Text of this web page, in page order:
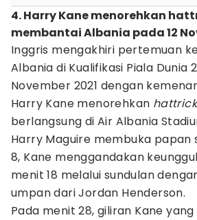
4. Harry Kane menorehkan
membantai Albania pada 12
Inggris mengakhiri pertemuan
Albania di Kualifikasi Piala Dunia
November 2021 dengan
Harry Kane menorehkan
berlangsung di Air Albania
Harry Maguire membuka papan
8, Kane menggandakan
menit 18 melalui sundulan
umpan dari Jordan Henderson.
Pada menit 28, giliran Kane